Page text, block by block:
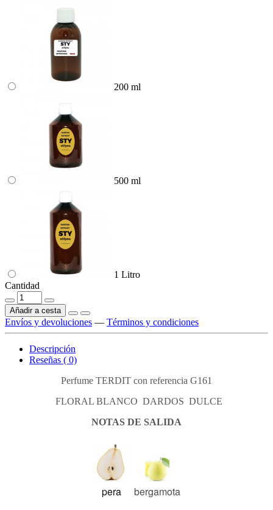
200 ml
500 ml
1 Litro
Cantidad
Añadir a cesta
Envíos y devoluciones — Términos y condiciones
Descripción
Reseñas ( 0)
Perfume TERDIT con referencia G161
FLORAL BLANCO DARDOS DULCE
NOTAS DE SALIDA
pera bergamota